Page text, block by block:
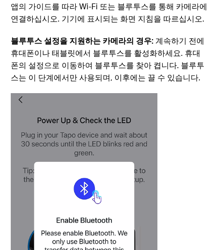
앱의 가이드를 따라 Wi-Fi 또는 블루투스를 통해 카메라에
연결하십시오. 기기에 표시되는 화면 지침을 따르십시오.
블루투스 설정을 지원하는 카메라의 경우:계속하기 전에
휴대폰이나 태블릿에서 블루투스를 활성화하세요. 휴대
폰의 설정으로 이동하여 블루투스를 찾아 켭니다. 블루투
스는 이 단계에서만 사용되며, 이후에는 끌 수 있습니다.